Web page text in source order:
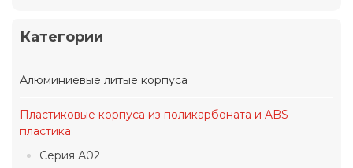
Категории
Алюминиевые литые корпуса
Пластиковые корпуса из поликарбоната и ABS
пластика
Серия А02